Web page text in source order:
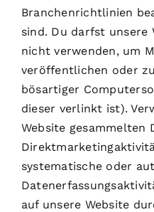
Branchenrichtlinien
sind. Du darfst unsere
nicht verwenden, um
veröffentlichen oder
bösartiger
dieser verlinkt ist).
Website gesammelten
systematische oder
auf unsere Website